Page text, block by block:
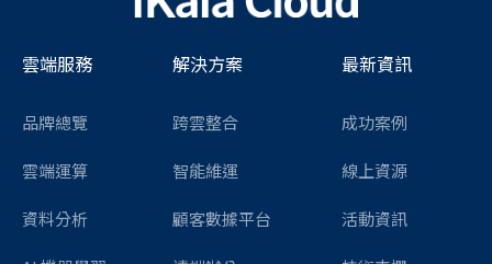
雲端服務
品牌總覽
雲端運算
資料分析
解決方案
跨雲整合
智能維運
顧客數據平台
最新資訊
成功案例
線上資源
活動資訊